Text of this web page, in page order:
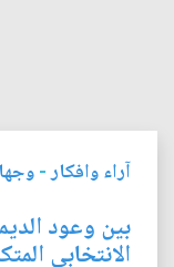
آراء وافكار-
بين وعود
الانتخابي